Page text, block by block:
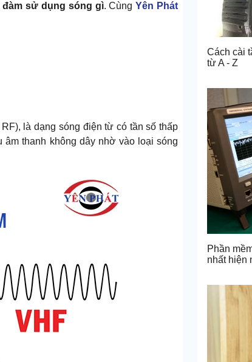
đàm sử dụng sóng gì. CùngYên Phát
là dạng sóng điện từ có tần số thấp
thanh không dây nhờ vào loại sóng
Cách cài
từ A - Z
Phần
nhất hiện